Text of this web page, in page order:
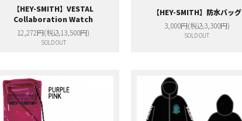
【HEY-SMITH】VESTAL
Collaboration Watch
12,272円(税込13,500円)
SOLD OUT
【HEY-SMITH】防水バッグ
3,000円(税込3,300円)
SOLD OUT